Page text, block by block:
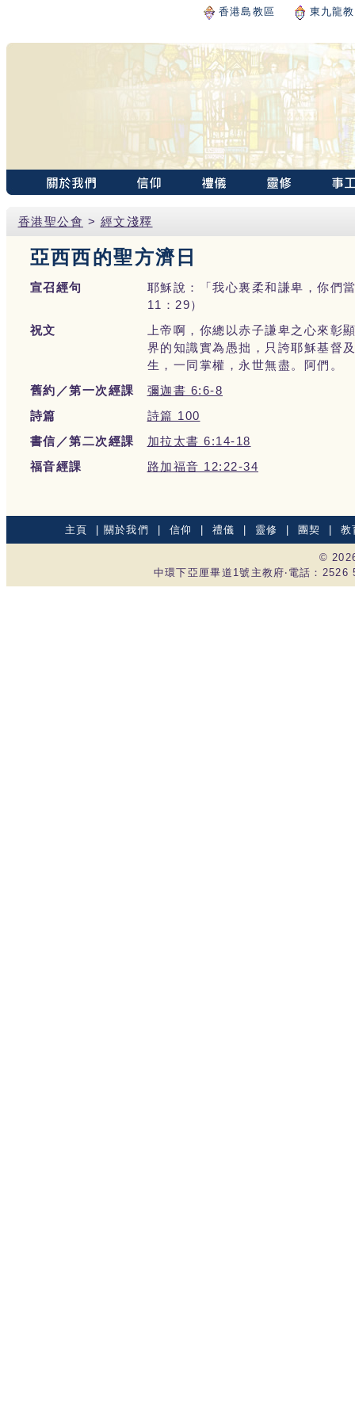
香港島教區 東九龍
香港聖公會 > 經文淺釋
亞西西的聖方濟日
宣召經句
耶穌說：「我心裏柔和謙卑，你們
11：29）
祝文
上帝啊，你總以赤子謙卑之心來彰
界的知識實為愚拙，只誇耶穌基督
生，一同掌權，永世無盡。阿們。
舊約／第一次經課
彌迦書 6:6-8
詩篇
詩篇 100
書信／第二次經課
加拉太書 6:14-18
福音經課
路加福音 12:22-34
主頁 關於我們 信仰 禮儀 靈修 團契 |教
©
中環下亞厘畢道1號主教府‧電話：